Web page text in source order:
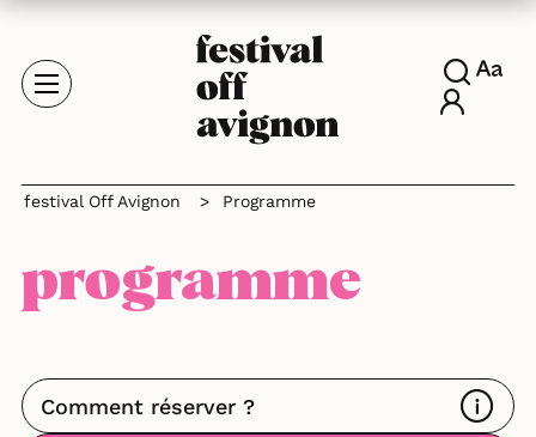
festival Off Avignon > Programme
programme
Comment réserver ?